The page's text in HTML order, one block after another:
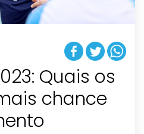
Quais os
chance